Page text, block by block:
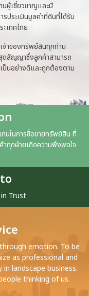
ผู้เชี่ยวชาญและมี
ประเมินมูลค่าที่ดินที่ได้รับ
เทศไทย
จ้าของทรัพย์สินทุกท่าน
ดสัญญาซึ่งลูกค้าสามารถ
ป็นอย่างดีและถูกต้องตาม
นในการซื้อขายทรัพย์สิน ที่
าทุกฝ่ายเกิดความพึงพอใจ
Trust
emotion. To be
as professional and
in landscape business.
thinking of us.